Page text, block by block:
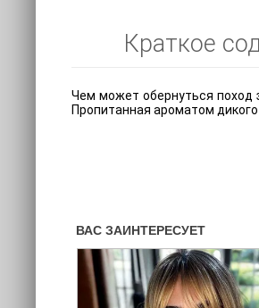
Краткое
Чем может обернуться поход
Пропитанная ароматом